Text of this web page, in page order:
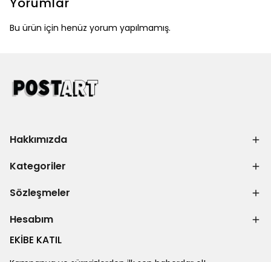
Bu ürün için henüz yorum yapılmamış.
Hakkımızda
Kategoriler
Sözleşmeler
Hesabım
EKİBE KATIL